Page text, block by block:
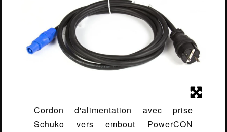
LUMIÈRE
ÉLECTRICITÉ
STRUCTURE
2.5MM²)
Cordon d'alimentation avec prise
Schuko vers embout PowerCON